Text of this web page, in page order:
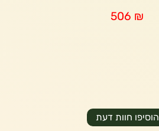
506 ₪
הוסיפו חוות דעת